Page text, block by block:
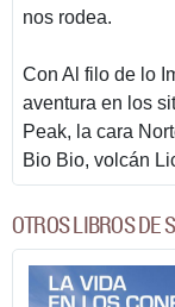
nos rodea.
Con Al filo de lo
aventura en los
Peak, la cara
Bio Bio, volcán
OTROS LIBROS DE